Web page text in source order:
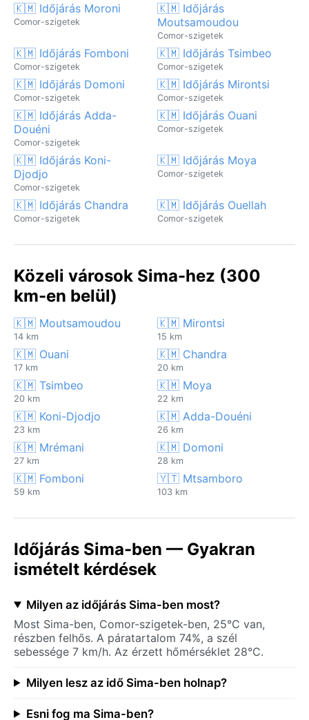
🇰🇲 Időjárás Moroni
Comor-szigetek
🇰🇲 Időjárás
Moutsamoudou
Comor-szigetek
🇰🇲 Időjárás Fomboni
Comor-szigetek
🇰🇲 Időjárás Tsimbeo
Comor-szigetek
🇰🇲 Időjárás Domoni
Comor-szigetek
🇰🇲 Időjárás Mirontsi
Comor-szigetek
🇰🇲 Időjárás Adda-
Douéni
Comor-szigetek
🇰🇲 Időjárás Ouani
Comor-szigetek
🇰🇲 Időjárás Koni-
Djodjo
Comor-szigetek
🇰🇲 Időjárás Moya
Comor-szigetek
🇰🇲 Időjárás Chandra
Comor-szigetek
🇰🇲 Időjárás Ouellah
Comor-szigetek
Közeli városok Sima-hez (300
km-en belül)
🇰🇲 Moutsamoudou
14 km
🇰🇲 Mirontsi
15 km
🇰🇲 Ouani
17 km
🇰🇲 Chandra
20 km
🇰🇲 Tsimbeo
20 km
🇰🇲 Moya
22 km
🇰🇲 Koni-Djodjo
23 km
🇰🇲 Adda-Douéni
26 km
🇰🇲 Mrémani
27 km
🇰🇲 Domoni
28 km
🇰🇲 Fomboni
59 km
🇾🇹 Mtsamboro
103 km
Időjárás Sima-ben — Gyakran
ismételt kérdések
Milyen az időjárás Sima-ben most?
Most Sima-ben, Comor-szigetek-ben, 25°C van,
részben felhős. A páratartalom 74%, a szél
sebessége 7 km/h. Az érzett hőmérséklet 28°C.
Milyen lesz az idő Sima-ben holnap?
Esni fog ma Sima-ben?